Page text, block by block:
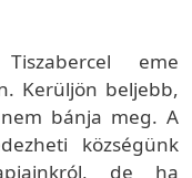
eme
Kerüljön beljebb,
bánja meg. A
községünk
de ha